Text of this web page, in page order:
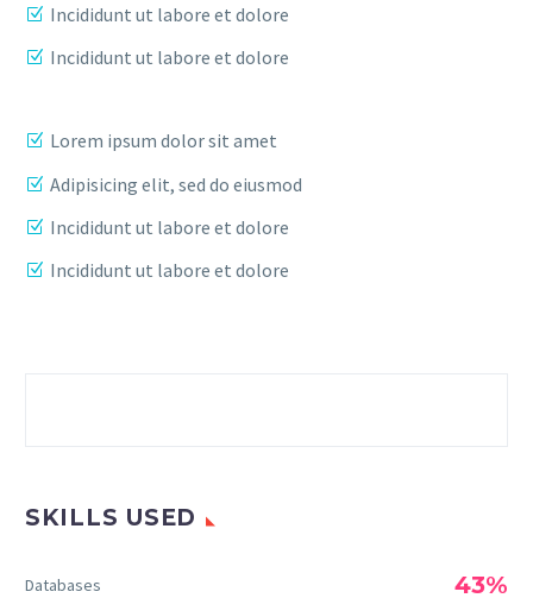
Incididunt ut labore et dolore
Incididunt ut labore et dolore
Lorem ipsum dolor sit amet
Adipisicing elit, sed do eiusmod
Incididunt ut labore et dolore
Incididunt ut labore et dolore
SKILLS USED
Databases 43%